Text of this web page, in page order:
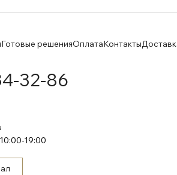
Готовые решенияОплатаКонтакты
32-86
19:00